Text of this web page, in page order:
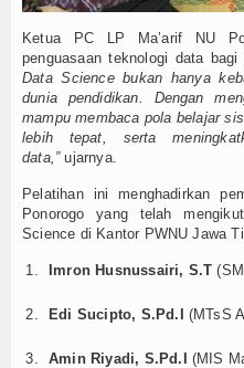
Sekilas Data Sekolah
Miso Farma
Guru dan Karyawan
Kalender Pendidikan
Alumni
Koleksi Video
Ketua PC LP Ma’arif NU
penguasaan teknologi data
Data Science bukan hanya
dunia pendidikan. Dengan
mampu membaca pola belajar
lebih tepat, serta
data,”ujarnya.
Pelatihan ini menghadirkan
Ponorogo yang telah
Science di Kantor PWNU Jawa
Imron Husnussairi, S.T
Edi Sucipto, S.Pd.I (MTsS
Amin Riyadi, S.Pd.I (MIS